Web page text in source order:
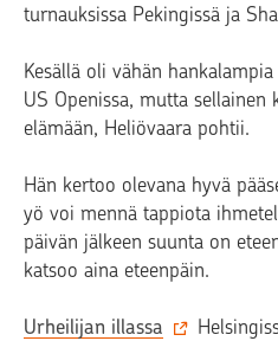
turnauksissa Pekingissä ja
Kesällä oli vähän
US Openissa, mutta sellainen
elämään, Heliövaara pohtii.
Hän kertoo olevana hyvä
yö voi mennä tappiota
päivän jälkeen suunta on
katsoo aina eteenpäin.
Urheilijan illassa